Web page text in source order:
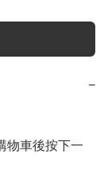
−
物車後按下一